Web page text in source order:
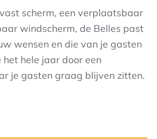
scherm, een verplaatsbaar
windscherm, de Belles past
wensen en die van je gasten
hele jaar door een
je gasten graag blijven zitten.